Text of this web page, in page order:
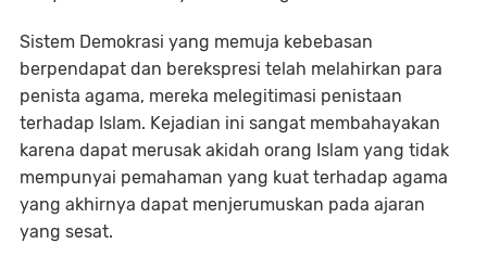
Sistem Demokrasi yang memuja kebebasan
berpendapat dan berekspresi telah melahirkan para
penista agama, mereka melegitimasi penistaan
terhadap Islam. Kejadian ini sangat membahayakan
karena dapat merusak akidah orang Islam yang tidak
mempunyai pemahaman yang kuat terhadap agama
yang akhirnya dapat menjerumuskan pada ajaran
yang sesat.